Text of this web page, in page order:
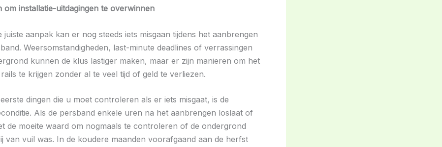
om installatie-uitdagingen te overwinnen
juiste aanpak kan er nog steeds iets misgaan tijdens het aanbrengen
Weersomstandigheden, last-minute deadlines of verrassingen
kunnen de klus lastiger maken, maar er zijn manieren om het
te krijgen zonder al te veel tijd of geld te verliezen.
dingen die u moet controleren als er iets misgaat, is de
Als de persband enkele uren na het aanbrengen loslaat of
de moeite waard om nogmaals te controleren of de ondergrond
van vuil was. In de koudere maanden voorafgaand aan de herfst